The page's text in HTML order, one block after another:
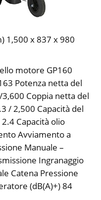
1,500 x 837 x 980
motore GP160
Potenza netta del
Coppia netta del
/ 2,500 Capacità del
Capacità olio
Avviamento a
Manuale –
Ingranaggio
Catena Pressione
(dB(A)+) 84